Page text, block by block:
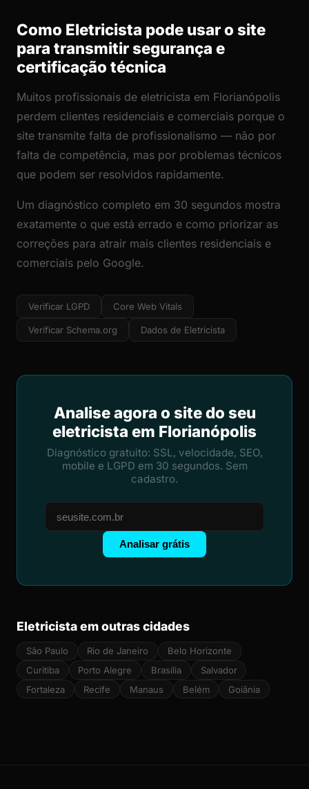
Como Eletricista pode usar o site
para transmitir segurança e
certificação técnica
Muitos profissionais de eletricista em Florianópolis
perdem clientes residenciais e comerciais porque o
site transmite falta de profissionalismo — não por
falta de competência, mas por problemas técnicos
que podem ser resolvidos rapidamente.
Um diagnóstico completo em 30 segundos mostra
exatamente o que está errado e como priorizar as
correções para atrair mais clientes residenciais e
comerciais pelo Google.
Verificar LGPD Core Web Vitals
Verificar Schema.org Dados de Eletricista
Analise agora o site do seu
eletricista em Florianópolis
Diagnóstico gratuito: SSL, velocidade, SEO,
mobile e LGPD em 30 segundos. Sem
cadastro.
Analisar grátis
Eletricista em outras cidades
São Paulo Rio de Janeiro
Belo Horizonte
Curitiba
Porto Alegre Brasília
Salvador
Fortaleza
Recife Manaus Belém Goiânia